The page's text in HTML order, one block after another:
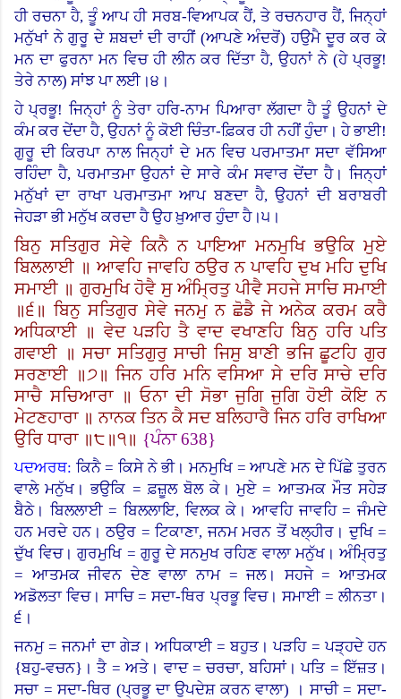
ਹੀ ਰਚਨਾ ਹੈ, ਤੂੰ ਆਪ ਹੀ ਸਰਬ-ਵਿਆਪਕ ਹੈਂ, ਤੇ ਰਚਨਹਾਰ ਹੈਂ, ਜਿਨ੍ਹਾਂ
ਮਨੁੱਖਾਂ ਨੇ ਗੁਰੂ ਦੇ ਸ਼ਬਦਾਂ ਦੀ ਰਾਹੀਂ (ਆਪਣੇ ਅੰਦਰੋਂ) ਹਉਮੈ ਦੂਰ ਕਰ ਕੇ
ਮਨ ਦਾ ਫੁਰਨਾ ਮਨ ਵਿਚ ਹੀ ਲੀਨ ਕਰ ਦਿੱਤਾ ਹੈ, ਉਹਨਾਂ ਨੇ (ਹੇ ਪ੍ਰਭੂ!
ਤੇਰੇ ਨਾਲ) ਸਾਂਝ ਪਾ ਲਈ।੪।
ਹੇ ਪ੍ਰਭੂ! ਜਿਨ੍ਹਾਂ ਨੂੰ ਤੇਰਾ ਹਰਿ-ਨਾਮ ਪਿਆਰਾ ਲੱਗਦਾ ਹੈ ਤੂੰ ਉਹਨਾਂ ਦੇ
ਕੰਮ ਕਰ ਦੇਂਦਾ ਹੈ,ਉਹਨਾਂ ਨੂੰ ਕੋਈ ਚਿੰਤਾ-ਫ਼ਿਕਰ ਹੀ ਨਹੀਂ ਹੁੰਦਾ। ਹੇ ਭਾਈ!
ਗੁਰੂ ਦੀ ਕਿਰਪਾ ਨਾਲ ਜਿਨ੍ਹਾਂ ਦੇ ਮਨ ਵਿਚ ਪਰਮਾਤਮਾ ਸਦਾ ਵੱਸਿਆ
ਰਹਿੰਦਾ ਹੈ,ਪਰਮਾਤਮਾ ਉਹਨਾਂ ਦੇ ਸਾਰੇ ਕੰਮ ਸਵਾਰ ਦੇਂਦਾ ਹੈ।ਜਿਨ੍ਹਾਂ
ਮਨੁੱਖਾਂ ਦਾ ਰਾਖਾ ਪਰਮਾਤਮਾ ਆਪ ਬਣਦਾ ਹੈ, ਉਹਨਾਂ ਦੀ ਬਰਾਬਰੀ
ਜੇਹੜਾ ਭੀ ਮਨੁੱਖ ਕਰਦਾ ਹੈ ਉਹ ਖ਼ੁਆਰ ਹੁੰਦਾ ਹੈ।੫।
ਬਿਨੁ ਸਤਿਗੁਰ ਸੇਵੇ ਕਿਨੈ ਨ ਪਾਇਆ ਮਨਮੁਖਿ ਭਉਕਿ ਮੁਏ
ਬਿਲਲਾਈ ॥ ਆਵਹਿ ਜਾਵਹਿ ਠਉਰ ਨ ਪਾਵਹਿ ਦੁਖ ਮਹਿ ਦੁਖਿ
ਸਮਾਈ ॥ ਗੁਰਮੁਖਿ ਹੋਵੈ ਸੁ ਅੰਮ੍ਰਿਤੁ ਪੀਵੈ ਸਹਜੇ ਸਾਚਿ ਸਮਾਈ
॥੬॥ ਬਿਨੁ ਸਤਿਗੁਰ ਸੇਵੇ ਜਨਮੁ ਨ ਛੋਡੈ ਜੇ ਅਨੇਕ ਕਰਮ ਕਰੈ
ਅਧਿਕਾਈ ॥ ਵੇਦ ਪੜਹਿ ਤੈ ਵਾਦ ਵਖਾਣਹਿ ਬਿਨੁ ਹਰਿ ਪਤਿ
ਗਵਾਈ ॥ ਸਚਾ ਸਤਿਗੁਰੁ ਸਾਚੀ ਜਿਸੁ ਬਾਣੀ ਭਜਿ ਛੂਟਹਿ ਗੁਰ
ਸਰਣਾਈ ॥੭॥ ਜਿਨ ਹਰਿ ਮਨਿ ਵਸਿਆ ਸੇ ਦਰਿ ਸਾਚੇ ਦਰਿ
ਸਾਚੈ ਸਚਿਆਰਾ ॥ ਓਨਾ ਦੀ ਸੋਭਾ ਜੁਗਿ ਜੁਗਿ ਹੋਈ ਕੋਇ ਨ
ਮੇਟਣਹਾਰਾ ॥ ਨਾਨਕ ਤਿਨ ਕੈ ਸਦ ਬਲਿਹਾਰੈ ਜਿਨ ਹਰਿ ਰਾਖਿਆ
ਉਰਿ ਧਾਰਾ ॥੮॥੧॥ {ਪੰਨਾ638}
ਪਦਅਰਥ: ਕਿਨੈ = ਕਿਸੇ ਨੇ ਭੀ। ਮਨਮੁਖਿ = ਆਪਣੇ ਮਨ ਦੇ ਪਿੱਛੇ ਤੁਰਨ
ਵਾਲੇ ਮਨੁੱਖ। ਭਉਕਿ = ਫ਼ਜ਼ੂਲ ਬੋਲ ਕੇ। ਮੁਏ = ਆਤਮਕ ਮੌਤ ਸਹੇੜ
ਬੈਠੇ। ਬਿਲਲਾਈ = ਬਿਲਲਾਇ, ਵਿਲਕ ਕੇ। ਆਵਹਿ ਜਾਵਹਿ = ਜੰਮਦੇ
ਹਨ ਮਰਦੇ ਹਨ। ਠਉਰ = ਟਿਕਾਣਾ, ਜਨਮ ਮਰਨ ਤੋਂ ਖਲ੍ਹੀਰ। ਦੁਖਿ =
ਦੁੱਖ ਵਿਚ। ਗੁਰਮੁਖਿ = ਗੁਰੂ ਦੇ ਸਨਮੁਖ ਰਹਿਣ ਵਾਲਾ ਮਨੁੱਖ। ਅੰਮ੍ਰਿਤੁ
= ਆਤਮਕ ਜੀਵਨ ਦੇਣ ਵਾਲਾ ਨਾਮ = ਜਲ। ਸਹਜੇ = ਆਤਮਕ
ਅਡੋਲਤਾ ਵਿਚ। ਸਾਚਿ = ਸਦਾ-ਥਿਰ ਪ੍ਰਭੂ ਵਿਚ। ਸਮਾਈ = ਲੀਨਤਾ।
੬।
ਜਨਮੁ = ਜਨਮਾਂ ਦਾ ਗੇੜ। ਅਧਿਕਾਈ = ਬਹੁਤ। ਪੜਹਿ = ਪੜ੍ਹਦੇ ਹਨ
{ਬਹੁ-ਵਚਨ} ।ਤੈ = ਅਤੇ। ਵਾਦ = ਚਰਚਾ, ਬਹਿਸਾਂ। ਪਤਿ = ਇੱਜ਼ਤ।
ਸਚਾ = ਸਦਾ-ਥਿਰ (ਪ੍ਰਭੂ ਦਾ ਉਪਦੇਸ਼ ਕਰਨ ਵਾਲਾ) ।ਸਾਚੀ = ਸਦਾ-